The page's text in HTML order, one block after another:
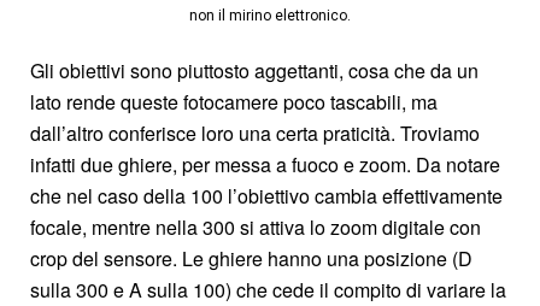
non il mirino elettronico.
Gli obiettivi sono piuttosto aggettanti, cosa che da un
lato rende queste fotocamere poco tascabili, ma
dall’altro conferisce loro una certa praticità. Troviamo
infatti due ghiere, per messa a fuoco e zoom. Da notare
che nel caso della 100 l’obiettivo cambia effettivamente
focale, mentre nella 300 si attiva lo zoom digitale con
crop del sensore. Le ghiere hanno una posizione (D
sulla 300 e A sulla 100) che cede il compito di variare la